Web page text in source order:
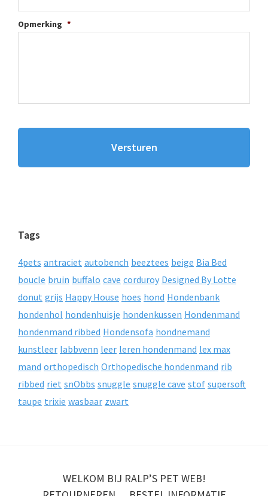
Opmerking *
Tags
4pets antraciet autobench beeztees beige Bia Bed
boucle bruin buffalo cave corduroy Designed By Lotte
donut grijs Happy House hoes hond Hondenbank
hondenhol hondenhuisje hondenkussen Hondenmand
hondenmand ribbed Hondensofa hondnemand
kunstleer labbvenn leer leren hondenmand lex max
mand orthopedisch Orthopedische hondenmand rib
ribbed riet snObbs snuggle snuggle cave stof supersoft
taupe trixie wasbaar zwart
WELKOM BIJ RALP’S PET WEB!